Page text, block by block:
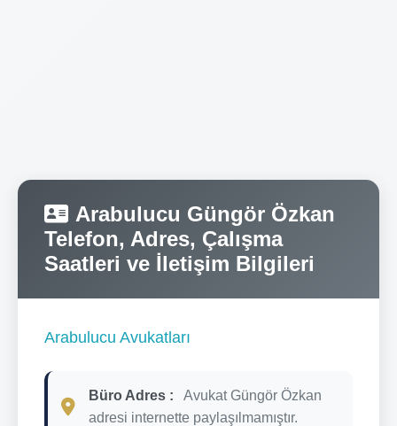
Arabulucu Güngör Özkan
Telefon, Adres, Çalışma
Saatleri ve İletişim Bilgileri
Arabulucu Avukatları
Büro Adres :
Avukat Güngör Özkan
adresi internette paylaşılmamıştır.